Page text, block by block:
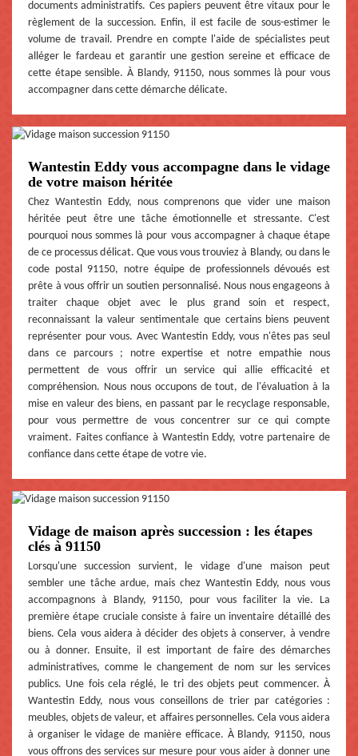
documents administratifs. Ces papiers peuvent être vitaux pour le
règlement de la succession. Enfin, il est facile de sous-estimer le
volume de travail. Prendre en compte l'aide de spécialistes peut
alléger le fardeau et garantir une gestion sereine et efficace de
cette étape sensible. À Blandy, 91150, nous sommes là pour vous
accompagner dans cette démarche délicate.
Wantestin Eddy vous accompagne dans le vidage
de votre maison héritée
Chez Wantestin Eddy, nous comprenons que vider une maison
héritée peut être une tâche émotionnelle et stressante. C'est
pourquoi nous sommes là pour vous accompagner à chaque étape
de ce processus délicat. Que vous vous trouviez à Blandy, ou dans le
code postal 91150, notre équipe de professionnels dévoués est
prête à vous offrir un soutien personnalisé. Nous nous engageons à
traiter chaque objet avec le plus grand soin et respect,
reconnaissant la valeur sentimentale que certains biens peuvent
représenter pour vous. Avec Wantestin Eddy, vous n'êtes pas seul
dans ce parcours ; notre expertise et notre empathie nous
permettent de vous offrir un service qui allie efficacité et
compréhension. Nous nous occupons de tout, de l'évaluation à la
mise en valeur des biens, en passant par le recyclage responsable,
pour vous permettre de vous concentrer sur ce qui compte
vraiment. Faites confiance à Wantestin Eddy, votre partenaire de
confiance dans cette étape de votre vie.
Vidage de maison après succession : les étapes
clés à 91150
Lorsqu'une succession survient, le vidage d'une maison peut
sembler une tâche ardue, mais chez Wantestin Eddy, nous vous
accompagnons à Blandy, 91150, pour vous faciliter la vie. La
première étape cruciale consiste à faire un inventaire détaillé des
biens. Cela vous aidera à décider des objets à conserver, à vendre
ou à donner. Ensuite, il est important de faire des démarches
administratives, comme le changement de nom sur les services
publics. Une fois cela réglé, le tri des objets peut commencer. À
Wantestin Eddy, nous vous conseillons de trier par catégories :
meubles, objets de valeur, et affaires personnelles. Cela vous aidera
à organiser le vidage de manière efficace. À Blandy, 91150, nous
vous offrons des services sur mesure pour vous aider à donner une